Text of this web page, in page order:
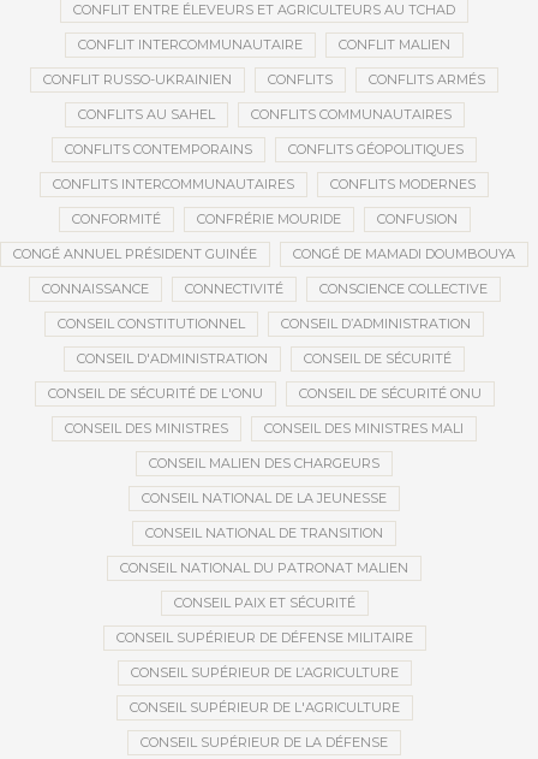
CONFLIT ENTRE ÉLEVEURS ET AGRICULTEURS AU TCHAD
CONFLIT INTERCOMMUNAUTAIRE CONFLIT MALIEN
CONFLIT RUSSO-UKRAINIEN CONFLITS CONFLITS ARMÉS
CONFLITS AU SAHEL CONFLITS COMMUNAUTAIRES
CONFLITS CONTEMPORAINS CONFLITS GÉOPOLITIQUES
CONFLITS INTERCOMMUNAUTAIRES CONFLITS MODERNES
CONFORMITÉ CONFRÉRIE MOURIDE CONFUSION
CONGÉ ANNUEL PRÉSIDENT GUINÉE CONGÉ DE MAMADI DOUMBOUYA
CONNAISSANCE CONNECTIVITÉ CONSCIENCE COLLECTIVE
CONSEIL CONSTITUTIONNEL CONSEIL D’ADMINISTRATION
CONSEIL D'ADMINISTRATION CONSEIL DE SÉCURITÉ
CONSEIL DE SÉCURITÉ DE L'ONU CONSEIL DE SÉCURITÉ ONU
CONSEIL DES MINISTRES CONSEIL DES MINISTRES MALI
CONSEIL MALIEN DES CHARGEURS
CONSEIL NATIONAL DE LA JEUNESSE
CONSEIL NATIONAL DE TRANSITION
CONSEIL NATIONAL DU PATRONAT MALIEN
CONSEIL PAIX ET SÉCURITÉ
CONSEIL SUPÉRIEUR DE DÉFENSE MILITAIRE
CONSEIL SUPÉRIEUR DE L’AGRICULTURE
CONSEIL SUPÉRIEUR DE L'AGRICULTURE
CONSEIL SUPÉRIEUR DE LA DÉFENSE